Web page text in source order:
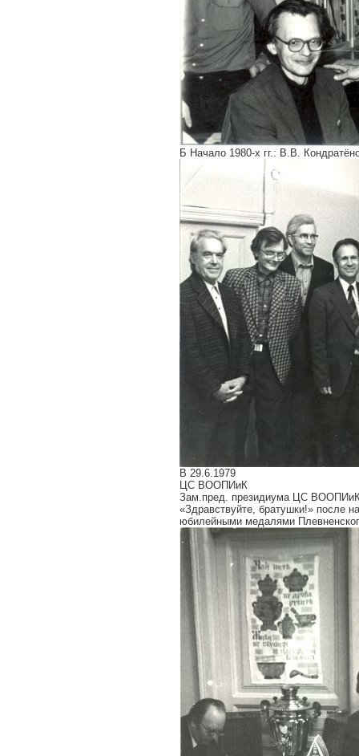
Б Начало 1980-х гг.: В.В.
В 29.6.1979
ЦС ВООПИиК
Зам.пред. президиума ЦС ВООПИиК
«Здравствуйте, братушки!» после
юбилейными медалями